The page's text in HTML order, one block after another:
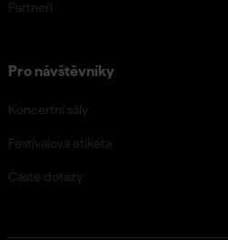
Partneři
Pro návštěvníky
Koncertní sály
Festivalová etiketa
Časté dotazy